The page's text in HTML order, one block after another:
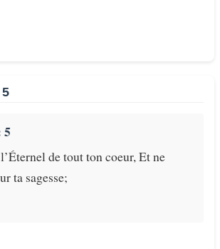
5
de tout ton coeur, Et ne
ta sagesse;